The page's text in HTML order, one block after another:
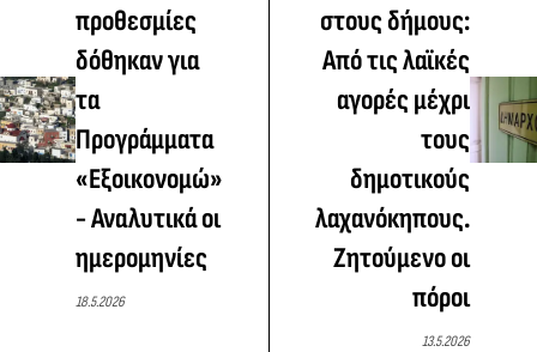
προθεσμίες
δόθηκαν για
τα
Προγράμματα
«Εξοικονομώ»
- Αναλυτικά οι
ημερομηνίες
18.5.2026
στους δήμους:
Από τις λαϊκές
αγορές μέχρι
τους
δημοτικούς
λαχανόκηπους.
Ζητούμενο οι
πόροι
13.5.2026